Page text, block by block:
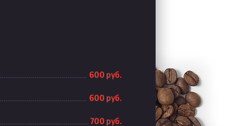
600 руб.
600 руб.
700 руб.